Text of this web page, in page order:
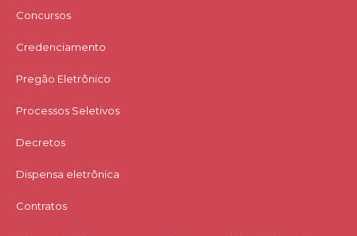
Concursos
Credenciamento
Pregão Eletrônico
Processos Seletivos
Decretos
Dispensa eletrônica
Contratos